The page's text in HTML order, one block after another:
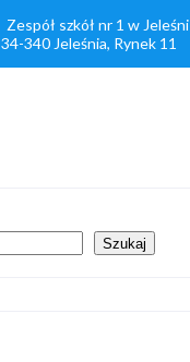
Zespół szkół nr 1 w Jeleśni
34-340 Jeleśnia, Rynek 11
Szukaj